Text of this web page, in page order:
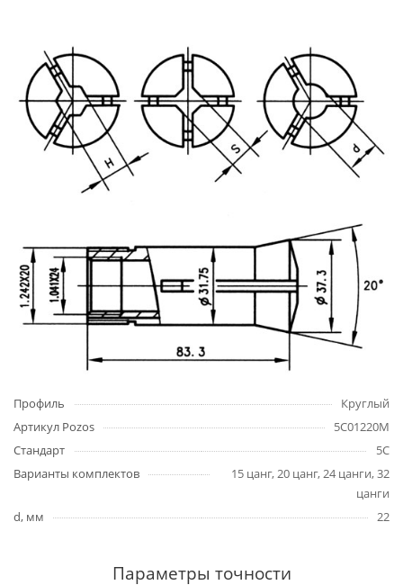
Профиль
Круглый
Артикул Pozos
5C01220M
Стандарт
5C
Варианты комплектов
15 цанг, 20 цанг, 24 цанги, 32
цанги
d, мм
22
Параметры точности